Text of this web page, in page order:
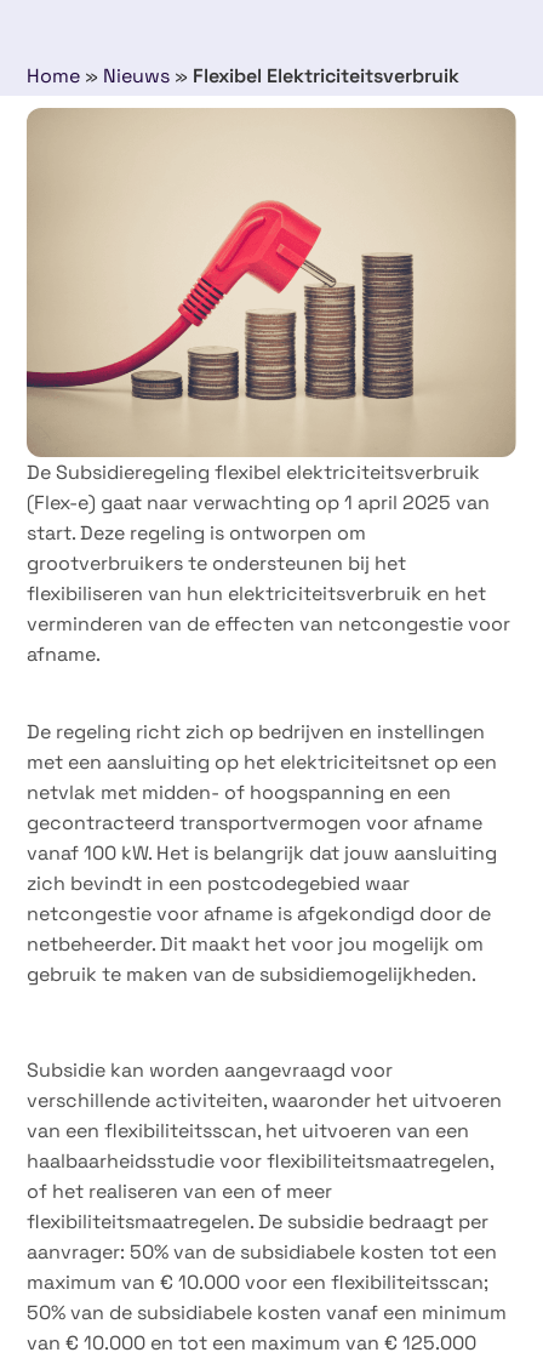
Home » Nieuws » Flexibel Elektriciteitsverbruik
De Subsidieregeling flexibel elektriciteitsverbruik
(Flex-e) gaat naar verwachting op 1 april 2025 van
start. Deze regeling is ontworpen om
grootverbruikers te ondersteunen bij het
flexibiliseren van hun elektriciteitsverbruik en het
verminderen van de effecten van netcongestie voor
afname.
De regeling richt zich op bedrijven en instellingen
met een aansluiting op het elektriciteitsnet op een
netvlak met midden- of hoogspanning en een
gecontracteerd transportvermogen voor afname
vanaf 100 kW. Het is belangrijk dat jouw aansluiting
zich bevindt in een postcodegebied waar
netcongestie voor afname is afgekondigd door de
netbeheerder. Dit maakt het voor jou mogelijk om
gebruik te maken van de subsidiemogelijkheden.
Subsidie kan worden aangevraagd voor
verschillende activiteiten, waaronder het uitvoeren
van een flexibiliteitsscan, het uitvoeren van een
haalbaarheidsstudie voor flexibiliteitsmaatregelen,
of het realiseren van een of meer
flexibiliteitsmaatregelen. De subsidie bedraagt per
aanvrager: 50% van de subsidiabele kosten tot een
maximum van € 10.000 voor een flexibiliteitsscan;
50% van de subsidiabele kosten vanaf een minimum
van € 10.000 en tot een maximum van € 125.000